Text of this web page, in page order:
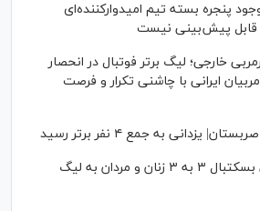
پنجره بسته تیم امیدوارکننده‌ای
قابل پیش‌بینی نیست
خارجی؛ لیگ برتر فوتبال در انحصار
ایرانی با چاشنی تکرار و فرصت
یزدانی به جمع ۴ نفر برتر رسید
اعزام تیم‌های ملی بسکتبال ۳ به ۳ زنان و مردان به لیگ